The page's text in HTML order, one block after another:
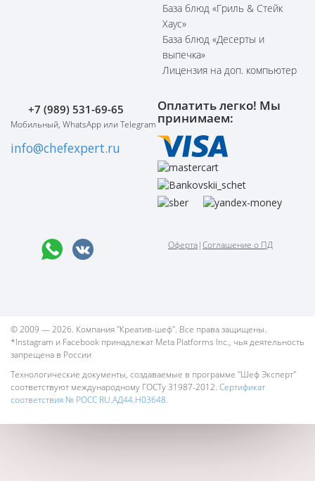
База блюд «Гриль & Стейк
Хаус»
База блюд «Десерты и
выпечка»
Лицензия на доп. компьютер
+7 (989) 531-69-65
Мобильный, WhatsApp или Telegram
info@chefexpert.ru
Оплатить легко! Мы
принимаем:
Оферта|Соглашение о ПД
© 2009 — 2026. Компания "Креатив-шеф". Все права защищены.
*Instagram и Facebook принадлежат Meta Platforms Inc., чья деятельность
запрещена в России
Технологические документы, создаваемые в программе "Шеф Эксперт"
соответствуют международному ГОСТу 31987-2012. Сертификат
соответствия № РОСС RU.АД44.Н03648.